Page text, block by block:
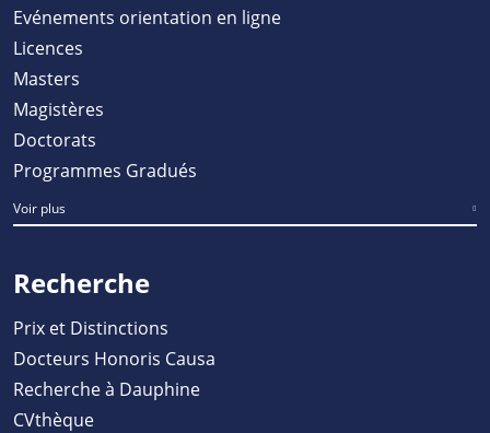
Evénements orientation en ligne
Licences
Masters
Magistères
Doctorats
Programmes Gradués
Voir plus
Recherche
Prix et Distinctions
Docteurs Honoris Causa
Recherche à Dauphine
CVthèque